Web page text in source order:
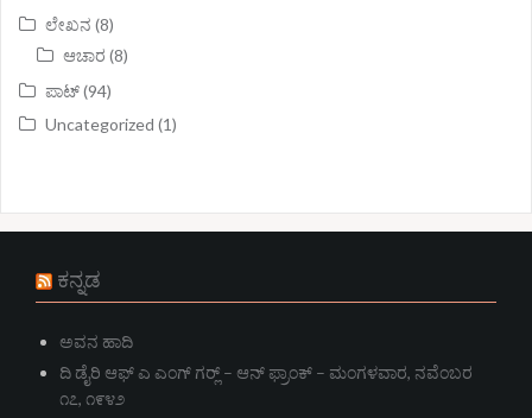
ಲೇಖನ (8)
ಆಚಾರ (8)
ಪಾಟ್(94)
Uncategorized (1)
ಕನ್ನಡ
ಅವನ ಹಾದಿ
ದಿ ಡೈರಿ ಆಫ್ ಎ ಎಂಗ್ ಗರ್‍ಲ್ – ಆನ್‌ ಫ್ರಾಂಕ್ – ಮಂಗಳವಾರ, ನವೆಂಬರ
೧೭, ೧೯೪೨